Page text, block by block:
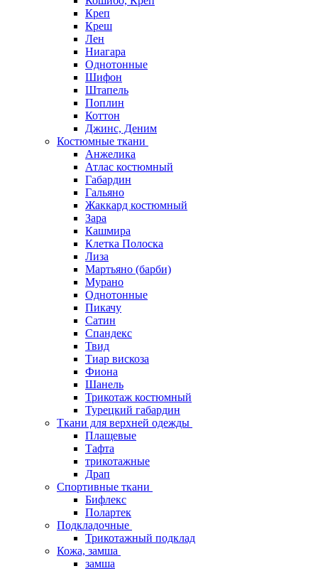
Креп
Креш
Лен
Ниагара
Однотонные
Шифон
Штапель
Поплин
Коттон
Джинс, Деним
Костюмные ткани
Анжелика
Атлас костюмный
Габардин
Гальяно
Жаккард костюмный
Зара
Кашмира
Клетка Полоска
Лиза
Мартьяно (барби)
Мурано
Однотонные
Пикачу
Сатин
Спандекс
Твид
Тиар вискоза
Фиона
Шанель
Трикотаж костюмный
Турецкий габардин
Ткани для верхней одежды
Плащевые
Тафта
трикотажные
Драп
Спортивные ткани
Бифлекс
Полартек
Подкладочные
Трикотажный подклад
Кожа, замша
замша